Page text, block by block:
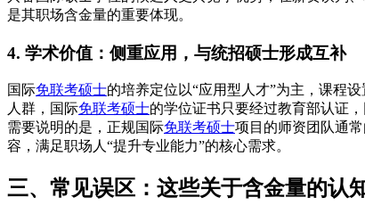
是其职场含金量的重要体现。
4. 学术价值：侧重应用，与统招硕士形成互补
国际免联考硕士的培养定位以“应用型人才”为主，课程
人群，国际免联考硕士的学位证书只要经过教育部认证
需要说明的是，正规国际免联考硕士项目的师资团队通
容，满足职场人“提升专业能力”的核心需求。
三、常见误区：这些关于含金量的认